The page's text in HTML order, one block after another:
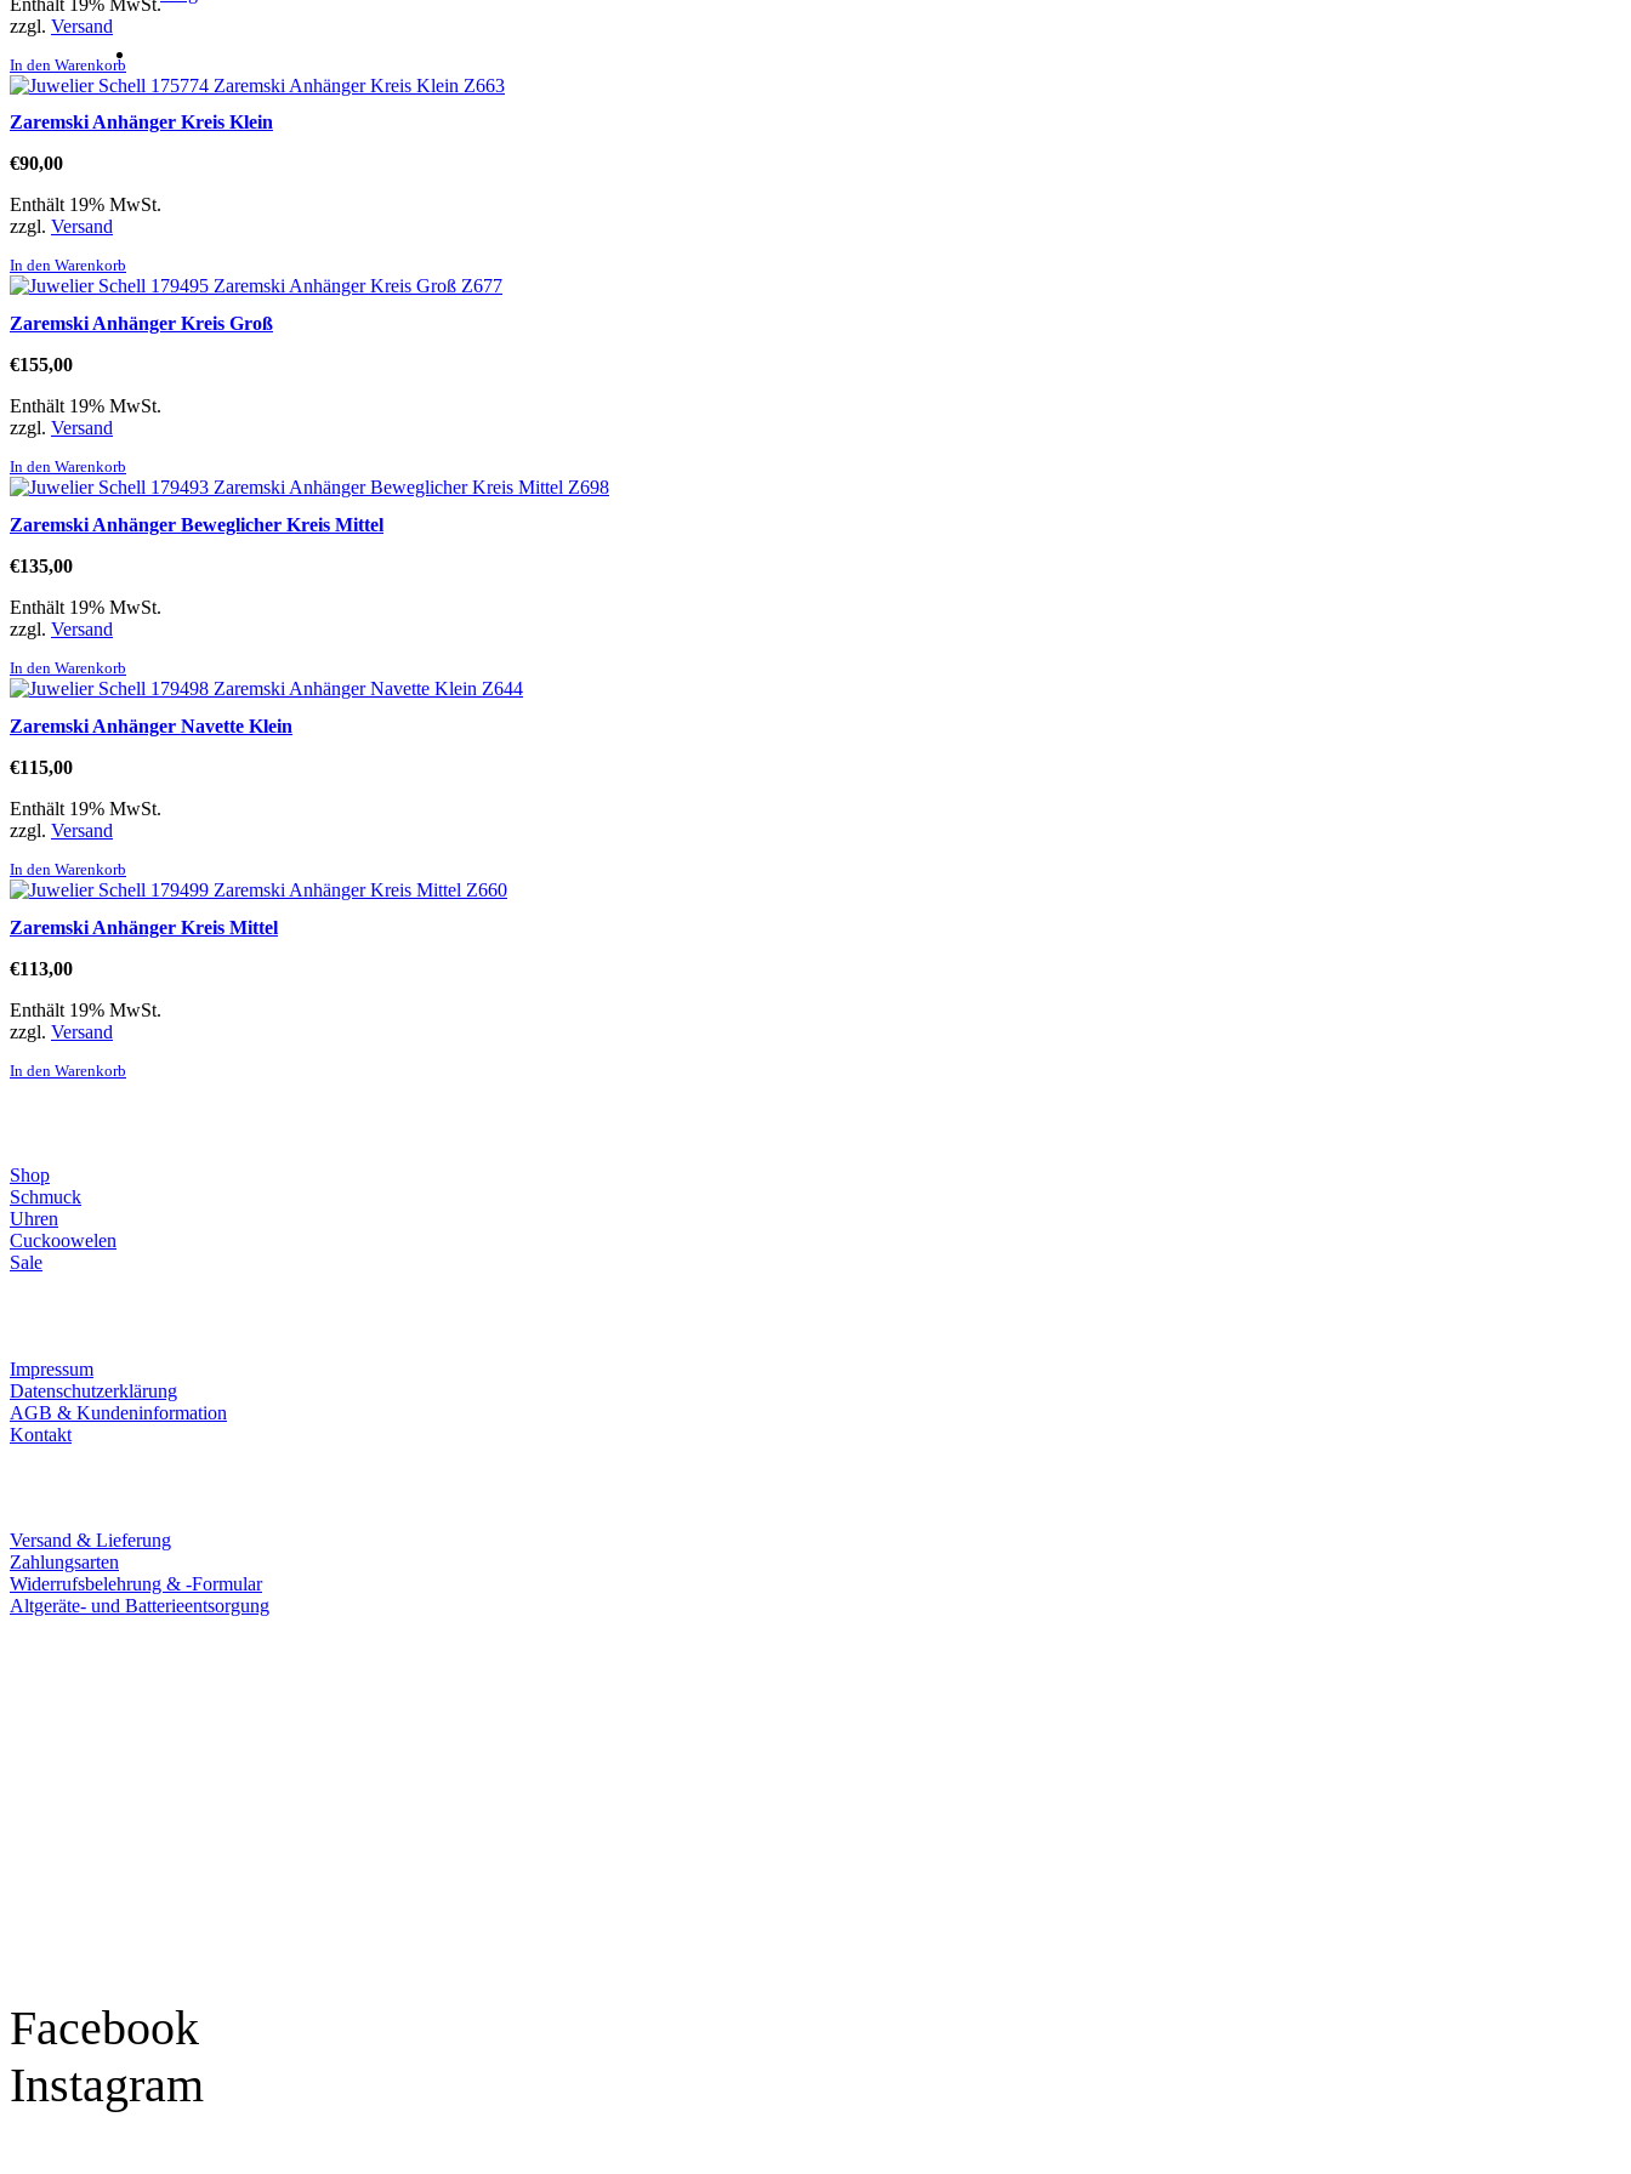
zzgl. Versand
In den Warenkorb
Zaremski Anhänger Kreis Klein
€90,00
Enthält 19% MwSt.
zzgl. Versand
In den Warenkorb
Zaremski Anhänger Kreis Groß
€155,00
Enthält 19% MwSt.
zzgl. Versand
In den Warenkorb
Zaremski Anhänger Beweglicher Kreis Mittel
€135,00
Enthält 19% MwSt.
zzgl. Versand
In den Warenkorb
Zaremski Anhänger Navette Klein
€115,00
Enthält 19% MwSt.
zzgl. Versand
In den Warenkorb
Zaremski Anhänger Kreis Mittel
€113,00
Enthält 19% MwSt.
zzgl. Versand
In den Warenkorb
Shop
Schmuck
Uhren
Cuckoowelen
Sale
Impressum
Datenschutzerklärung
AGB & Kundeninformation
Kontakt
Versand & Lieferung
Zahlungsarten
Widerrufsbelehrung & -Formular
Altgeräte- und Batterieentsorgung
Facebook
Instagram